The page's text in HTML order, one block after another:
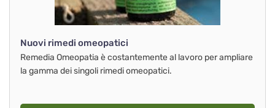
Nuovi rimedi omeopatici
Remedia Omeopatia è costantemente al lavoro per ampliare
la gamma dei singoli rimedi omeopatici.